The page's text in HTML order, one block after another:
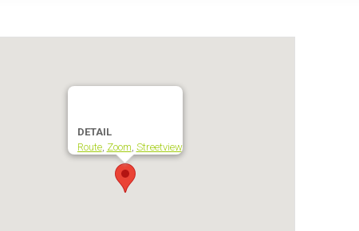
DETAIL
Route, Zoom Streetview